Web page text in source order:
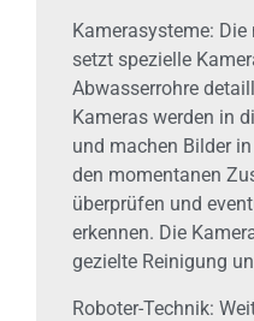
Kamerasysteme:
setzt spezielle
Abwasserrohre
Kameras werden in
und machen Bilder
den momentanen
überprüfen und
erkennen. Die
gezielte Reinigung
Roboter-Technik: